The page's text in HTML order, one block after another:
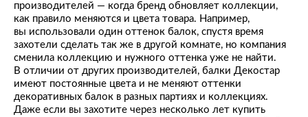
производителей — когда бренд обновляет коллекции,
как правило меняются и цвета товара. Например,
вы использовали один оттенок балок, спустя время
захотели сделать так же в другой комнате, но компания
сменила коллекцию и нужного оттенка уже не найти.
В отличии от других производителей, балки Декостар
имеют постоянные цвета и не меняют оттенки
декоративных балок в разных партиях и коллекциях.
Даже если вы захотите через несколько лет купить